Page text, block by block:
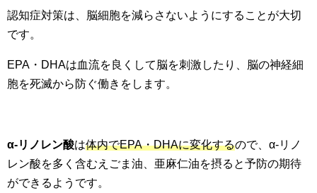
認知症対策は、脳細胞を減らさないようにすることが大切
です。
EPA・DHAは血流を良くして脳を刺激したり、脳の神経細
胞を死滅から防ぐ働きをします。
α-リノレン酸は体内でEPA・DHAに変化するので、α-リノ
レン酸を多く含むえごま油、亜麻仁油を摂ると予防の期待
ができるようです。